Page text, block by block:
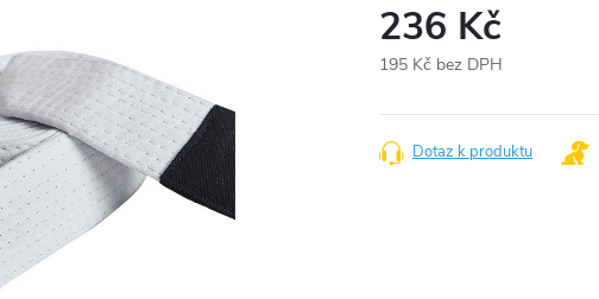
236 Kč
195 Kč bez DPH
cena:
Dotaz k produktu